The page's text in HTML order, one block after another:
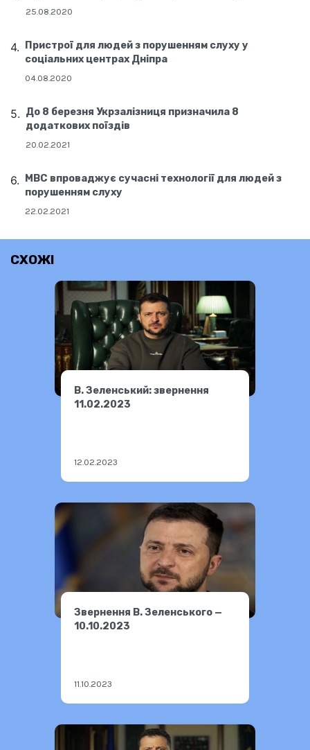
25.08.2020
Пристрої для людей з порушенням слуху у
соціальних центрах Дніпра
04.08.2020
До 8 березня Укрзалізниця призначила 8
додаткових поїздів
20.02.2021
МВС впроваджує сучасні технології для людей з
порушенням слуху
22.02.2021
СХОЖІ
В. Зеленський: звернення
11.02.2023
12.02.2023
Звернення В. Зеленського —
10.10.2023
11.10.2023